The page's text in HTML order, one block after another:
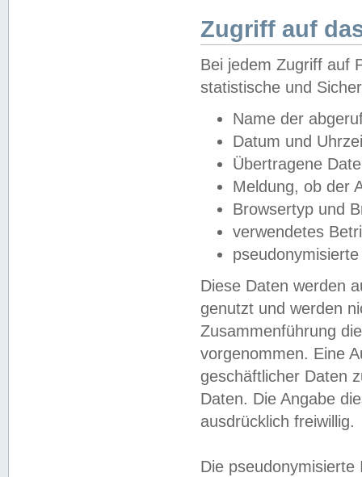
Zugriff auf
Bei jedem Zugriff auf
statistische und
Name der
Datum und
Übertragene
Meldung, ob der
Browsertyp und
verwendetes
Diese Daten werden
genutzt und werden
Zusammenführung
vorgenommen. Eine
geschäftlicher Daten
Daten. Die Angabe
ausdrücklich freiwillig.
Die